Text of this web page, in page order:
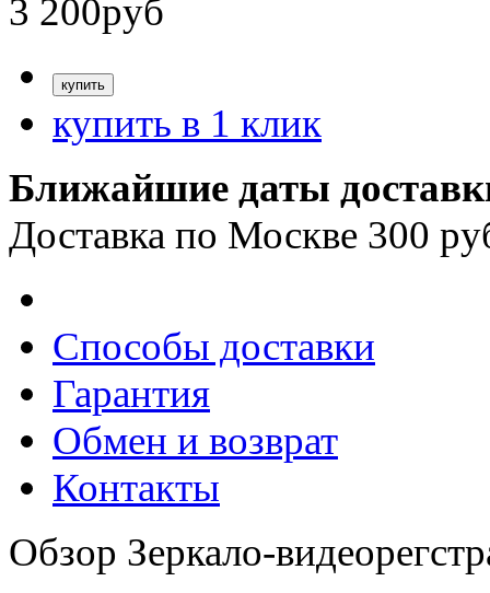
3 200руб
купить в 1 клик
Ближайшие даты
Доставка по Москве 300
Способы доставки
Гарантия
Обмен и возврат
Контакты
Обзор Зеркало-